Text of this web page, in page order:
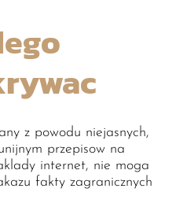
z powodu niejasnych,
przepisow na
internet, nie moga
fakty zagranicznych